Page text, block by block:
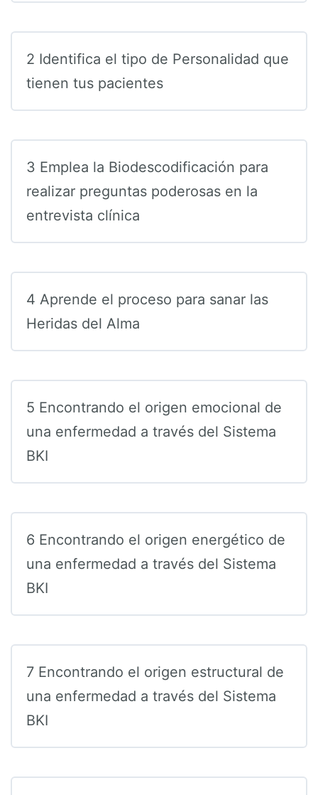
2 Identifica el tipo de Personalidad que
tienen tus pacientes
3 Emplea la Biodescodificación para
realizar preguntas poderosas en la
entrevista clínica
4 Aprende el proceso para sanar las
Heridas del Alma
5 Encontrando el origen emocional de
una enfermedad a través del Sistema
BKI
6 Encontrando el origen energético de
una enfermedad a través del Sistema
BKI
7 Encontrando el origen estructural de
una enfermedad a través del Sistema
BKI